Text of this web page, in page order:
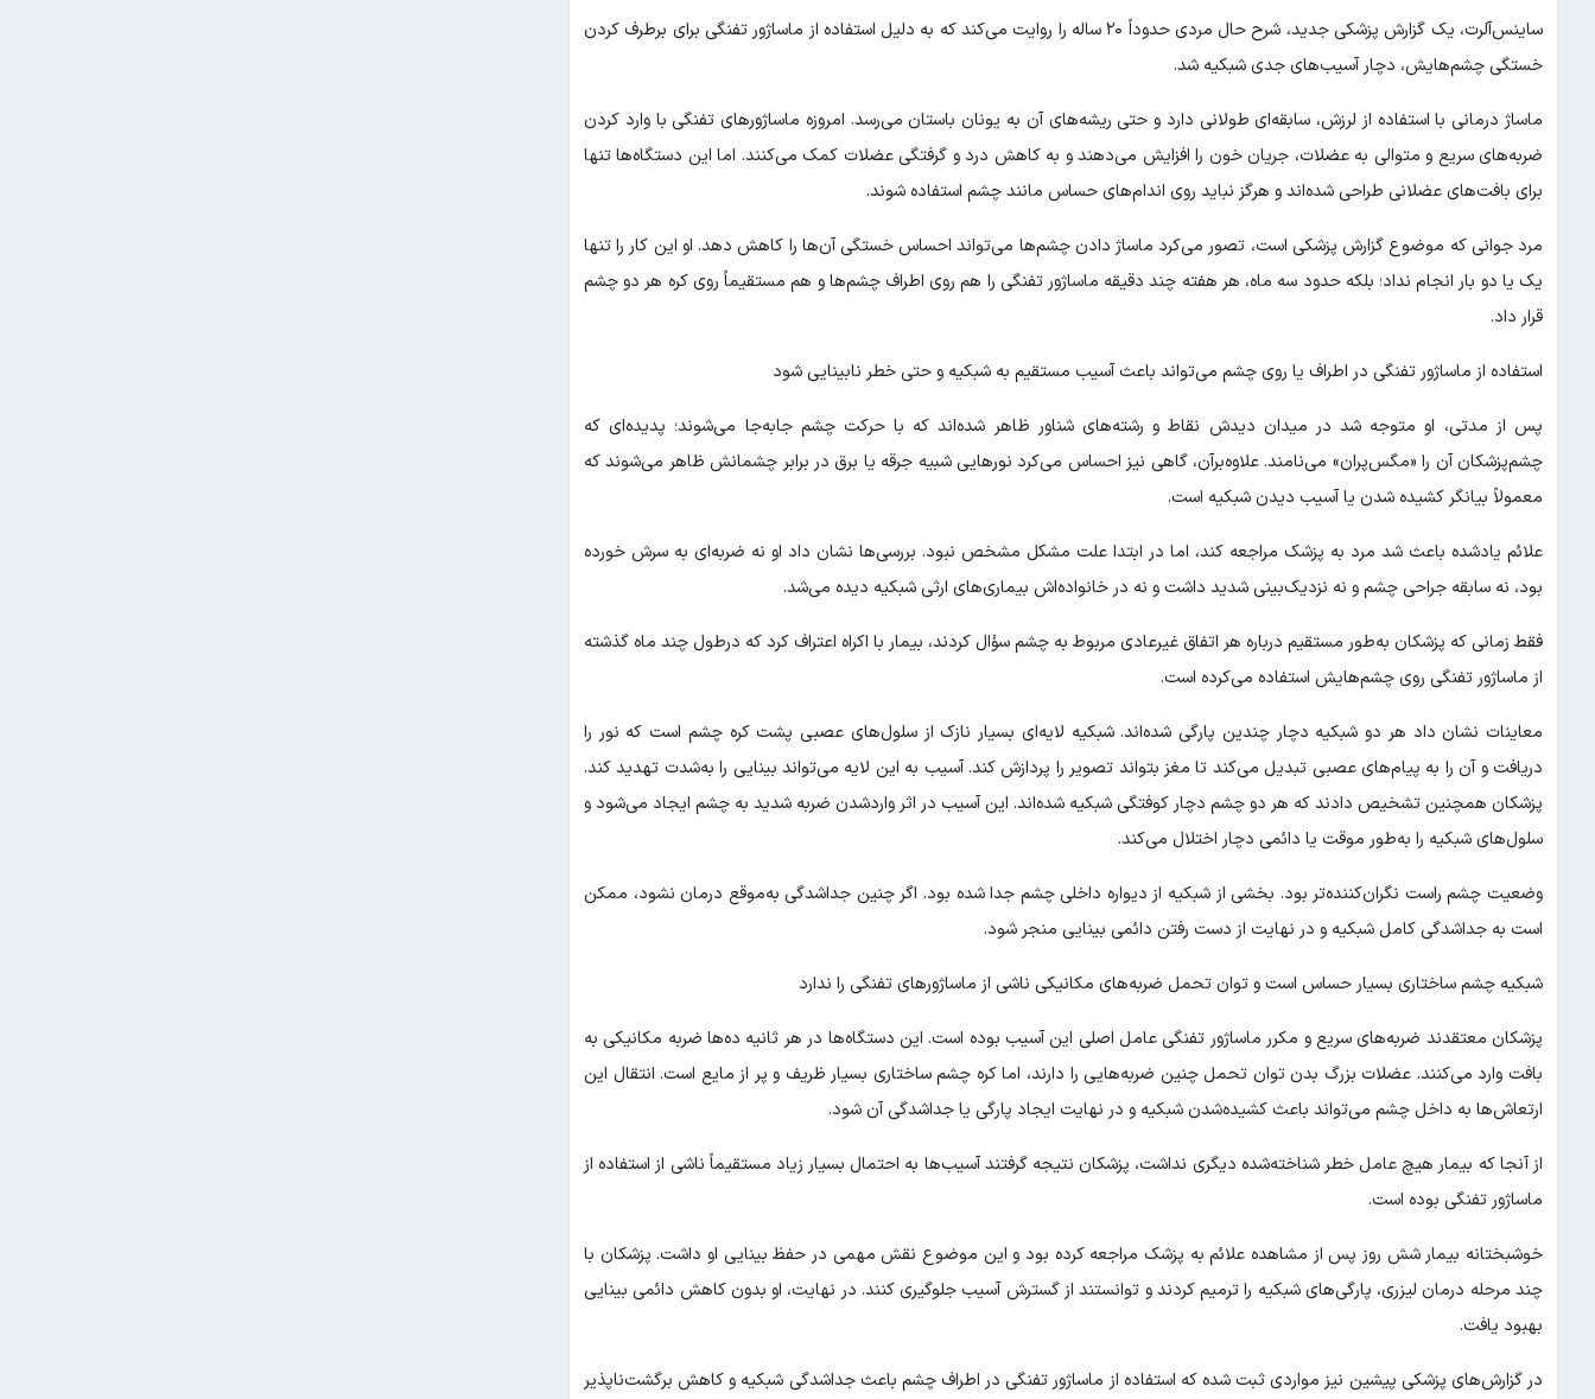
ساینس‌آلرت، یک گزارش پزشکی جدید، شرح حال مردی حدوداً ۲۰ ساله را روایت می‌کند که به دلیل استفاده از ماساژور تفنگی برای برطرف کردن
خستگی چشم‌هایش، دچار آسیب‌های جدی شبکیه شد.
ماساژ درمانی با استفاده از لرزش، سابقه‌ای طولانی دارد و حتی ریشه‌های آن به یونان باستان می‌رسد. امروزه ماساژورهای تفنگی با وارد کردن
ضربه‌های سریع و متوالی به عضلات، جریان خون را افزایش می‌دهند و به کاهش درد و گرفتگی عضلات کمک می‌کنند. اما این دستگاه‌ها تنها
برای بافت‌های عضلانی طراحی شده‌اند و هرگز نباید روی اندام‌های حساس مانند چشم استفاده شوند.
مرد جوانی که موضوع گزارش پزشکی است، تصور می‌کرد ماساژ دادن چشم‌ها می‌تواند احساس خستگی آن‌ها را کاهش دهد. او این کار را تنها
یک یا دو بار انجام نداد؛ بلکه حدود سه ماه، هر هفته چند دقیقه ماساژور تفنگی را هم روی اطراف چشم‌ها و هم مستقیماً روی کره هر دو چشم
قرار داد.
استفاده از ماساژور تفنگی در اطراف یا روی چشم می‌تواند باعث آسیب مستقیم به شبکیه و حتی خطر نابینایی شود
پس از مدتی، او متوجه شد در میدان دیدش نقاط و رشته‌های شناور ظاهر شده‌اند که با حرکت چشم جابه‌جا می‌شوند؛ پدیده‌ای که
چشم‌پزشکان آن را «مگس‌پران» می‌نامند. علاوه‌برآن، گاهی نیز احساس می‌کرد نورهایی شبیه جرقه یا برق در برابر چشمانش ظاهر می‌شوند که
معمولاً بیانگر کشیده شدن یا آسیب دیدن شبکیه است.
علائم یادشده باعث شد مرد به پزشک مراجعه کند، اما در ابتدا علت مشکل مشخص نبود. بررسی‌ها نشان داد او نه ضربه‌ای به سرش خورده
بود، نه سابقه جراحی چشم و نه نزدیک‌بینی شدید داشت و نه در خانواده‌اش بیماری‌های ارثی شبکیه دیده می‌شد.
فقط زمانی که پزشکان به‌طور مستقیم درباره هر اتفاق غیرعادی مربوط به چشم سؤال کردند، بیمار با اکراه اعتراف کرد که درطول چند ماه گذشته
از ماساژور تفنگی روی چشم‌هایش استفاده می‌کرده است.
معاینات نشان داد هر دو شبکیه دچار چندین پارگی شده‌اند. شبکیه لایه‌ای بسیار نازک از سلول‌های عصبی پشت کره چشم است که نور را
دریافت و آن را به پیام‌های عصبی تبدیل می‌کند تا مغز بتواند تصویر را پردازش کند. آسیب به این لایه می‌تواند بینایی را به‌شدت تهدید کند.
پزشکان همچنین تشخیص دادند که هر دو چشم دچار کوفتگی شبکیه شده‌اند. این آسیب در اثر واردشدن ضربه شدید به چشم ایجاد می‌شود و
سلول‌های شبکیه را به‌طور موقت یا دائمی دچار اختلال می‌کند.
وضعیت چشم راست نگران‌کننده‌تر بود. بخشی از شبکیه از دیواره داخلی چشم جدا شده بود. اگر چنین جداشدگی به‌موقع درمان نشود، ممکن
است به جداشدگی کامل شبکیه و در نهایت از دست رفتن دائمی بینایی منجر شود.
شبکیه چشم ساختاری بسیار حساس است و توان تحمل ضربه‌های مکانیکی ناشی از ماساژورهای تفنگی را ندارد
پزشکان معتقدند ضربه‌های سریع و مکرر ماساژور تفنگی عامل اصلی این آسیب بوده است. این دستگاه‌ها در هر ثانیه ده‌ها ضربه مکانیکی به
بافت وارد می‌کنند. عضلات بزرگ بدن توان تحمل چنین ضربه‌هایی را دارند، اما کره چشم ساختاری بسیار ظریف و پر از مایع است. انتقال این
ارتعاش‌ها به داخل چشم می‌تواند باعث کشیده‌شدن شبکیه و در نهایت ایجاد پارگی یا جداشدگی آن شود.
از آنجا که بیمار هیچ عامل خطر شناخته‌شده دیگری نداشت، پزشکان نتیجه گرفتند آسیب‌ها به احتمال بسیار زیاد مستقیماً ناشی از استفاده از
ماساژور تفنگی بوده است.
خوشبختانه بیمار شش روز پس از مشاهده علائم به پزشک مراجعه کرده بود و این موضوع نقش مهمی در حفظ بینایی او داشت. پزشکان با
چند مرحله درمان لیزری، پارگی‌های شبکیه را ترمیم کردند و توانستند از گسترش آسیب جلوگیری کنند. در نهایت، او بدون کاهش دائمی بینایی
بهبود یافت.
در گزارش‌های پزشکی پیشین نیز مواردی ثبت شده که استفاده از ماساژور تفنگی در اطراف چشم باعث جداشدگی شبکیه و کاهش برگشت‌ناپذیر